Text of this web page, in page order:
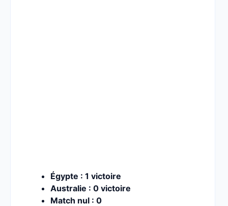
Égypte : 1 victoire
Australie : 0 victoire
Match nul : 0